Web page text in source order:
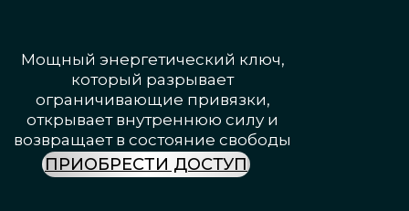
Мощный энергетический ключ,
который разрывает
ограничивающие привязки,
открывает внутреннюю силу и
возвращает в состояние свободы
ПРИОБРЕСТИ ДОСТУП